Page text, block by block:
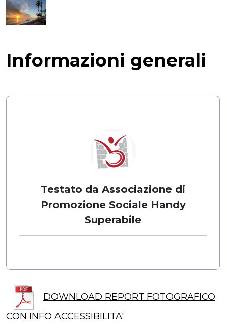
Informazioni generali
Testato da Associazione di
Promozione Sociale Handy
Superabile
DOWNLOAD REPORT FOTOGRAFICO
CON INFO ACCESSIBILITA'